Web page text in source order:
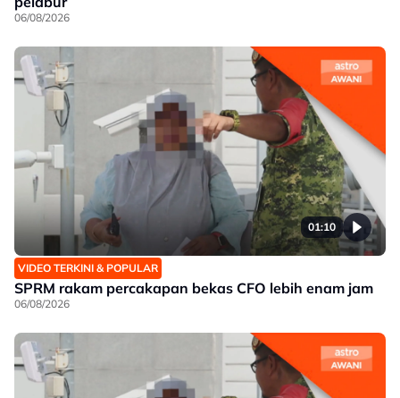
06/08/2026
01:10
VIDEO TERKINI & POPULAR
SPRM rakam percakapan bekas CFO lebih enam jam
06/08/2026